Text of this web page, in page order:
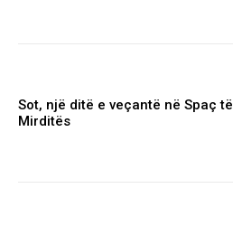
Sot, një ditë e veçantë në Spaç të
Mirditës